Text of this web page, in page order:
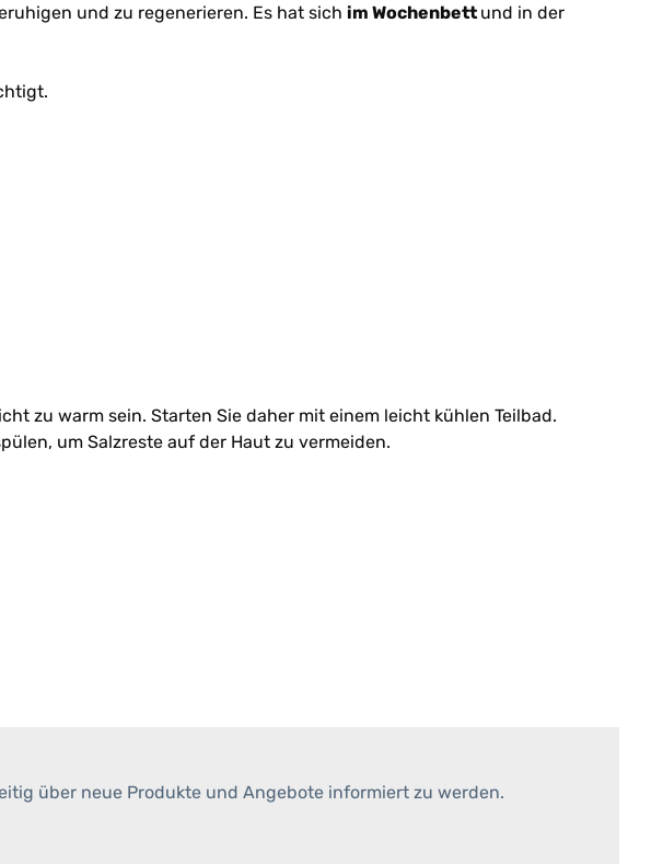
und zu regenerieren. Es hat sich im Wochenbett und in der
zu warm sein. Starten Sie daher mit einem leicht kühlen Teilbad.
um Salzreste auf der Haut zu vermeiden.
über neue Produkte und Angebote informiert zu werden.